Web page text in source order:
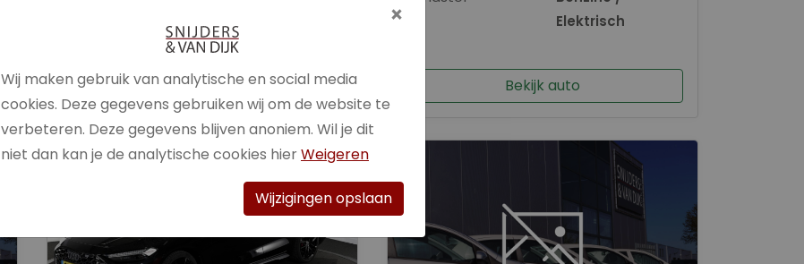
Elektrisch
Bekijk auto
Elektrisch
Bekijk auto
×
Wij maken gebruik van analytische en social media
cookies. Deze gegevens gebruiken wij om de website te
verbeteren. Deze gegevens blijven anoniem. Wil je dit
niet dan kan je de analytische cookies hierWeigeren
Wijzigingen opslaan